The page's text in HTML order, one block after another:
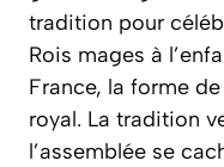
tradition pour
Rois mages à
France, la forme
royal. La tradition
l’assemblée se